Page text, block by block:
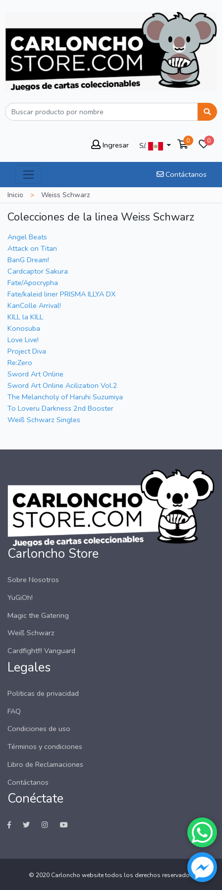
Ingresar S/.
0 0
Contáctanos
Inicio > Weiss Schwarz
Colecciones de la linea Weiss Schwarz
Angel Beats
Attack on Titan
BanG Dream!
Cardcaptor Sakura
Fate/Apocrypha
Fate/kaleid liner PRISMA ILLYA DX
KanColle Arrival!
KILL la KILL
Konosuba
Love Live!
Project Diva
Re:Zero
Sword Art Online
Sword Art Online Acilization Vol.2
The Melancholy of Haruhi Suzumiya
To Loveru Darkness 2nd Booster
Weiß Schwarz Singles
Carloncho Store
Sobre Nosotros
YuGiOh!
Magic the Gatering
Weiß Schwarz
Cardfight!!! Vanguard
Legales
Politicas de privacidad
FAQ
Condiciones de uso
Términos y condiciones
Libro de Reclamaciones
Contáctanos
Conéctate
© 2020 Carloncho websitetodos los derechos reservados